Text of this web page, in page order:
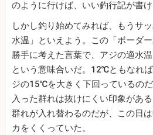
のように行けば、いい釣行記が書け
しかし釣り始めてみれば、もうサ
水温」といえよう。この「ボーダ
勝手に考えた言葉で、アジの適水
という意味合いだ。12℃ともなれ
ジの15℃を大きく下回っているの
入った群れは抜けにくい印象があ
群れが入れ替わるのだが、この日
カをくくっていた。